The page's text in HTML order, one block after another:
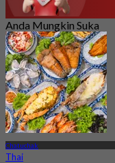
Anda Mungkin Suka
Chatuchak
Thai